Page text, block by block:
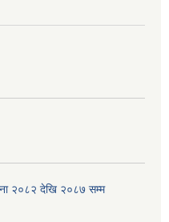
२०८२ देखि २०८७ सम्म